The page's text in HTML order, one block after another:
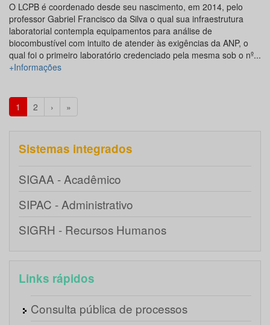
O LCPB é coordenado desde seu nascimento, em 2014, pelo
professor Gabriel Francisco da Silva o qual sua infraestrutura
laboratorial contempla equipamentos para análise de
biocombustível com intuito de atender às exigências da ANP, o
qual foi o primeiro laboratório credenciado pela mesma sob o nº...
+Informações
1 2 › »
Sistemas integrados
SIGAA - Acadêmico
SIPAC - Administrativo
SIGRH - Recursos Humanos
Links rápidos
Consulta pública de processos